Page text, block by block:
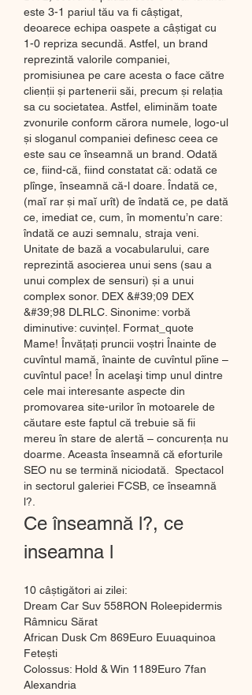
este 3-1 pariul tău va fi câștigat,
deoarece echipa oaspete a câștigat cu
1-0 repriza secundă. Astfel, un brand
reprezintă valorile companiei,
promisiunea pe care acesta o face către
clienții și partenerii săi, precum și relația
sa cu societatea. Astfel, eliminăm toate
zvonurile conform cărora numele, logo-ul
și sloganul companiei definesc ceea ce
este sau ce înseamnă un brand. Odată
ce, fiind-că, fiind constatat că: odată ce
plînge, înseamnă că-l doare. Îndată ce,
(maĭ rar și maĭ urît) de îndată ce, pe dată
ce, imediat ce, cum, în momentu’n care:
îndată ce auzi semnalu, straja veni.
Unitate de bază a vocabularului, care
reprezintă asocierea unui sens (sau a
unui complex de sensuri) și a unui
complex sonor. DEX &#39;09 DEX
&#39;98 DLRLC. Sinonime: vorbă
diminutive: cuvințel. Format_quote
Mame! Învățați pruncii voștri Înainte de
cuvîntul mamă, înainte de cuvîntul pîine –
cuvîntul pace! În acelaşi timp unul dintre
cele mai interesante aspecte din
promovarea site-urilor în motoarele de
căutare este faptul că trebuie să fii
mereu în stare de alertă – concurenţa nu
doarme. Aceasta înseamnă că eforturile
SEO nu se termină niciodată.  Spectacol
in sectorul galeriei FCSB, ce înseamnă
l?.
Ce înseamnă l?, ce
inseamna l
10 câștigători ai zilei:
Dream Car Suv 558RON Roleepidermis
Râmnicu Sărat
African Dusk Cm 869Euro Euuaquinoa
Fetești
Colossus: Hold & Win 1189Euro 7fan
Alexandria